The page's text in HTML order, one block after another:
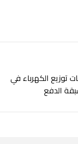
توزيع الكهرباء في
الدفع